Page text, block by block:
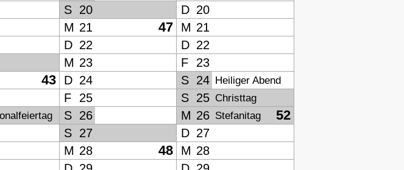
S 20 D 20
M 21 47 M 21
D 22 D 22
M 23 F
23
43 D 24 S 24 Heiliger Abend
F 25 S 25 Christtag
S 26 M 26 52
Stefanitag
S 27 D 27
M 28 48 M 28